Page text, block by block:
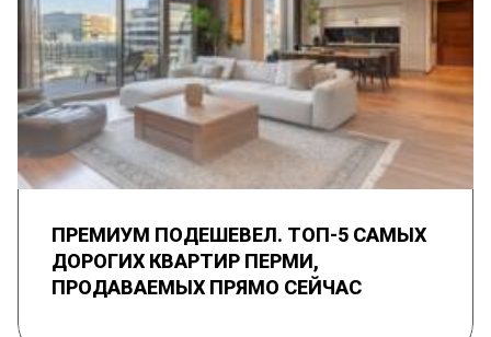
ПРЕМИУМ ПОДЕШЕВЕЛ. ТОП-5 САМЫХ
ДОРОГИХ КВАРТИР ПЕРМИ,
ПРОДАВАЕМЫХ ПРЯМО СЕЙЧАС